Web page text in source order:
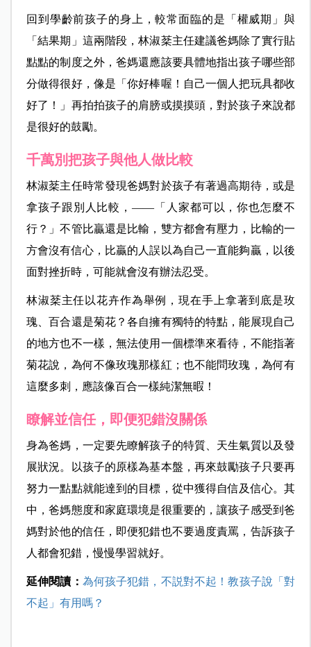
回到學齡前孩子的身上，較常面臨的是「權威期」與
「結果期」這兩階段，林淑棻主任建議爸媽除了實行貼
點點的制度之外，爸媽還應該要具體地指出孩子哪些部
分做得很好，像是「你好棒喔！自己一個人把玩具都收
好了！」再拍拍孩子的肩膀或摸摸頭，對於孩子來說都
是很好的鼓勵。
千萬別把孩子與他人做比較
林淑棻主任時常發現爸媽對於孩子有著過高期待，或是
拿孩子跟別人比較，——「人家都可以，你也怎麼不
行？」不管比贏還是比輸，雙方都會有壓力，比輸的一
方會沒有信心，比贏的人誤以為自己一直能夠贏，以後
面對挫折時，可能就會沒有辦法忍受。
林淑棻主任以花卉作為舉例，現在手上拿著到底是玫
瑰、百合還是菊花？各自擁有獨特的特點，能展現自己
的地方也不一樣，無法使用一個標準來看待，不能指著
菊花說，為何不像玫瑰那樣紅；也不能問玫瑰，為何有
這麼多刺，應該像百合一樣純潔無暇！
瞭解並信任，即便犯錯沒關係
身為爸媽，一定要先瞭解孩子的特質、天生氣質以及發
展狀況。以孩子的原樣為基本盤，再來鼓勵孩子只要再
努力一點點就能達到的目標，從中獲得自信及信心。其
中，爸媽態度和家庭環境是很重要的，讓孩子感受到爸
媽對於他的信任，即便犯錯也不要過度責罵，告訴孩子
人都會犯錯，慢慢學習就好。
延伸閱讀： 為何孩子犯錯，不説對不起！教孩子說「對
不起」有用嗎？